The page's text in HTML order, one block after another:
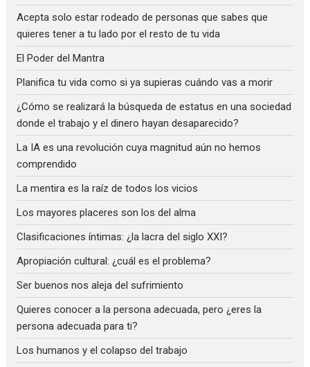
Acepta solo estar rodeado de personas que sabes que
quieres tener a tu lado por el resto de tu vida
El Poder del Mantra
Planifica tu vida como si ya supieras cuándo vas a morir
¿Cómo se realizará la búsqueda de estatus en una sociedad
donde el trabajo y el dinero hayan desaparecido?
La IA es una revolución cuya magnitud aún no hemos
comprendido
La mentira es la raíz de todos los vicios
Los mayores placeres son los del alma
Clasificaciones íntimas: ¿la lacra del siglo XXI?
Apropiación cultural: ¿cuál es el problema?
Ser buenos nos aleja del sufrimiento
Quieres conocer a la persona adecuada, pero ¿eres la
persona adecuada para ti?
Los humanos y el colapso del trabajo